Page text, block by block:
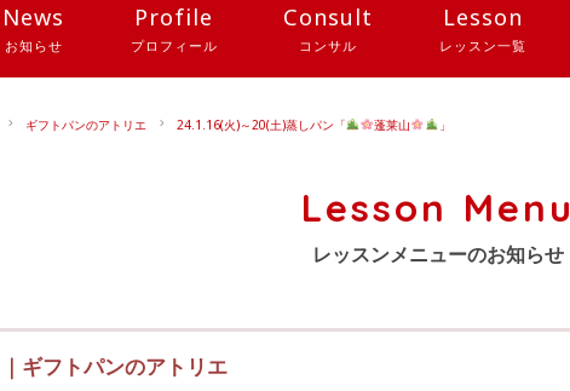
News
お知らせ
Profile
プロフィール
Consult
コンサル
Lesson
レッスン一覧
ギフトパンのアトリエ 24.1.16(火)～20(土)蒸しパン「 蓬莱山 」
Lesson Menu
レッスンメニューのお知らせ
ギフトパンのアトリエ